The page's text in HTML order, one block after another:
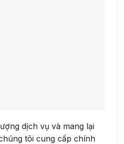
dịch vụ và mang lại
tôi cung cấp chính